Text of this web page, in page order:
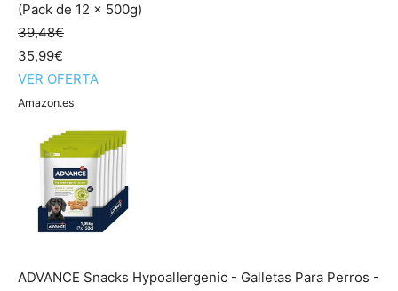
(Pack de 12 x 500g)
39,48€
35,99€
VER OFERTA
Amazon.es
ADVANCE Snacks Hypoallergenic - Galletas Para Perros -